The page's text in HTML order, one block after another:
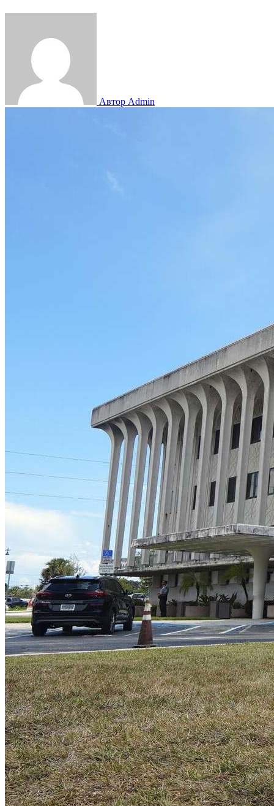
Автор Admin